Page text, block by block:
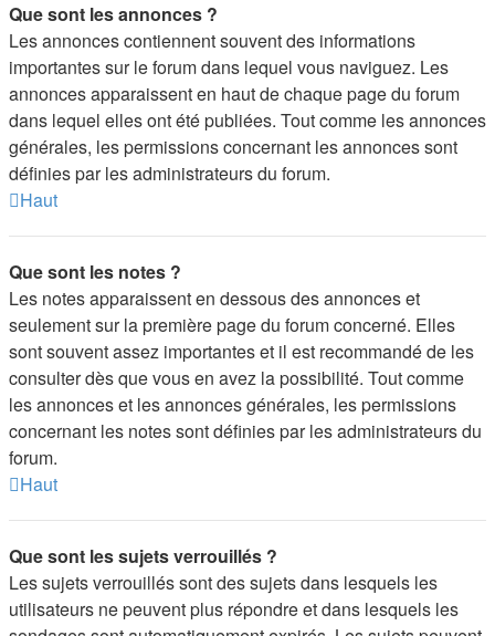
Que sont les annonces ?
Les annonces contiennent souvent des informations
importantes sur le forum dans lequel vous naviguez. Les
annonces apparaissent en haut de chaque page du forum
dans lequel elles ont été publiées. Tout comme les annonces
générales, les permissions concernant les annonces sont
définies par les administrateurs du forum.
Haut
Que sont les notes ?
Les notes apparaissent en dessous des annonces et
seulement sur la première page du forum concerné. Elles
sont souvent assez importantes et il est recommandé de les
consulter dès que vous en avez la possibilité. Tout comme
les annonces et les annonces générales, les permissions
concernant les notes sont définies par les administrateurs du
forum.
Haut
Que sont les sujets verrouillés ?
Les sujets verrouillés sont des sujets dans lesquels les
utilisateurs ne peuvent plus répondre et dans lesquels les